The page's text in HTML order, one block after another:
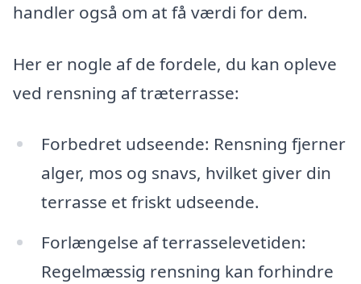
handler også om at få værdi for dem.
Her er nogle af de fordele, du kan opleve
ved rensning af træterrasse:
Forbedret udseende: Rensning fjerner
alger, mos og snavs, hvilket giver din
terrasse et friskt udseende.
Forlængelse af terrasselevetiden:
Regelmæssig rensning kan forhindre